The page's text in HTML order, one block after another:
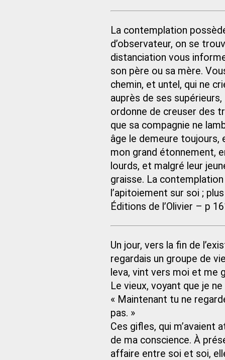
La contemplation
d’observateur, on se
distanciation vous
son père ou sa mère.
chemin, et untel, qui ne
auprès de ses
ordonne de creuser des
que sa compagnie ne
âge le demeure
mon grand étonnement,
lourds, et malgré leur
graisse. La
l’apitoiement sur soi ;
Éditions de l’Olivier – p
Un jour, vers la fin de
regardais un groupe de
leva, vint vers moi et me
Le vieux, voyant que je
« Maintenant tu ne
pas. »
Ces gifles, qui m’avaient
de ma conscience. À
affaire entre soi et soi,